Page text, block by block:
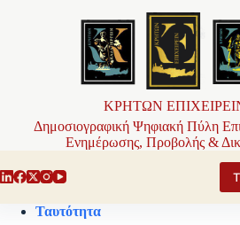
ΚΡΗΤΩΝ
Δημοσιογραφική Ψηφιακή Πύλη
Ενημέρωσης, Προβολής &
Ταυτότητα